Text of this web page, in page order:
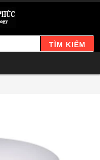
TÌM KIẾM